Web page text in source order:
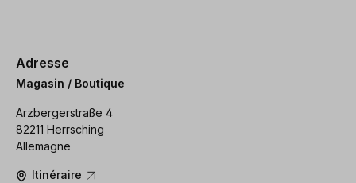
Adresse
Magasin / Boutique
Arzbergerstraße 4
82211 Herrsching
Allemagne
Itinéraire